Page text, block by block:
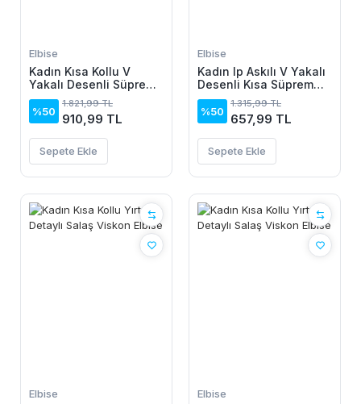
Elbise
Kadın Kısa Kollu V
Yakalı Desenli Süprem
Elbise
%50
1.821,99 TL
910,99 TL
Sepete Ekle
Elbise
Kadın Ip Askılı V Yakalı
Desenli Kısa Süprem
Elbise
%50
1.315,99 TL
657,99 TL
Sepete Ekle
Elbise Elbise